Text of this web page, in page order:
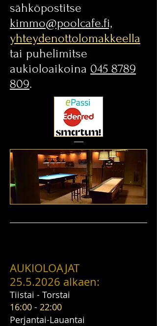
sähköpostitse
kimmo@poolcafe.fi,
yhteydenottolomakkeella
tai puhelimitse
aukioloaikoina 045 8789
809.
AUKIOLOAJAT
25.5.2026 alkaen:
Tiistai - Torstai
16:00 - 22:00
Perjantai-Lauantai